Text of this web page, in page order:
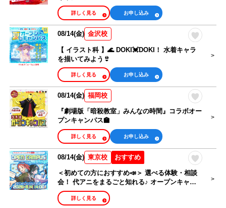
お申し込み
詳しく見る
08/14(金) 金沢校
【 イラスト科 】🌊 DOKI💓DOKI！ 水着キャラ
を描いてみよう👙
お申し込み
詳しく見る
08/14(金) 福岡校
『劇場版「暗殺教室」みんなの時間』コラボオー
プンキャンパス🏫
お申し込み
詳しく見る
おすすめ
08/14(金) 東京校
＜初めての方におすすめ📣＞ 選べる体験・相談
会！ 代アニをまるごと知れる♪ オープンキャン
パス🎉
詳しく見る